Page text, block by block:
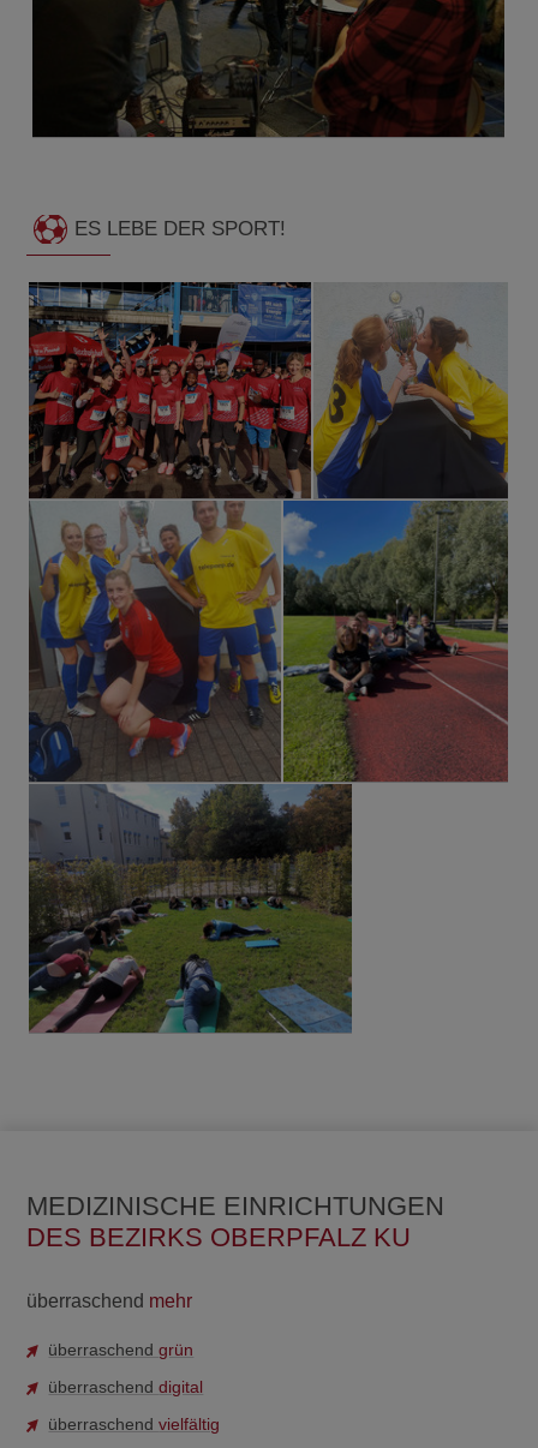
Nähere Informationen entnehmen Sie unserer
Dieses YouTube-Video laden Cookie-Einstellungen
ES LEBE DER SPORT!
MEDIZINISCHE EINRICHTUNGEN
DES BEZIRKS OBERPFALZ KU
überraschend mehr
überraschendgrün
überraschenddigital
überraschendvielfältig